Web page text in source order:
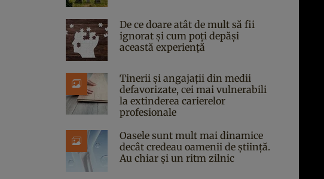
De ce doare atât de mult să fii
ignorat și cum poți depăși
această experiență
Tinerii și angajații din medii
defavorizate, cei mai vulnerabili
la extinderea carierelor
profesionale
Oasele sunt mult mai dinamice
decât credeau oamenii de știință.
Au chiar și un ritm zilnic